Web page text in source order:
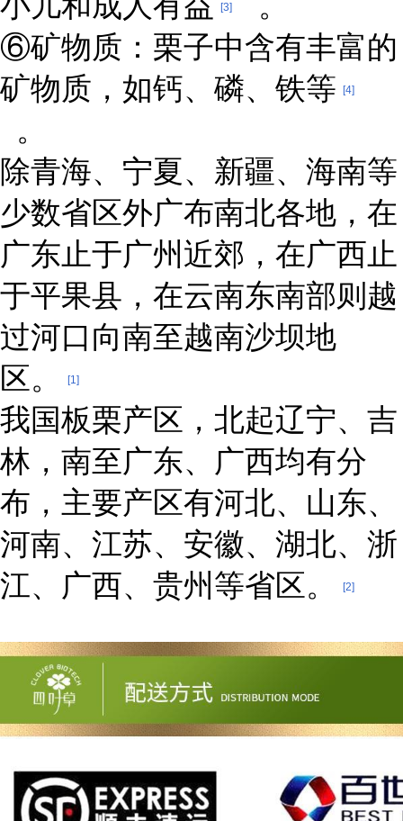
[3]
⑥矿物质：栗子中含有丰富的
矿物质，如钙、磷、铁等
[4]
。
除青海、宁夏、新疆、海南等
少数省区外广布南北各地，在
广东止于广州近郊，在广西止
于平果县，在云南东南部则越
过河口向南至越南沙坝地
区。
[1]
我国板栗产区，北起辽宁、吉
林，南至广东、广西均有分
布，主要产区有河北、山东、
河南、江苏、安徽、湖北、浙
江、广西、贵州等省区。
[2]